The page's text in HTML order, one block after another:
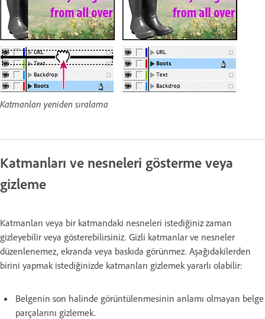
Katmanları yeniden sıralama
Katmanları ve nesneleri gösterme veya
gizleme
Katmanları veya bir katmandaki nesneleri istediğiniz zaman
gizleyebilir veya gösterebilirsiniz. Gizli katmanlar ve nesneler
düzenlenemez, ekranda veya baskıda görünmez. Aşağıdakilerden
birini yapmak istediğinizde katmanları gizlemek yararlı olabilir:
Belgenin son halinde görüntülenmesinin anlamı olmayan belge
parçalarını gizlemek.